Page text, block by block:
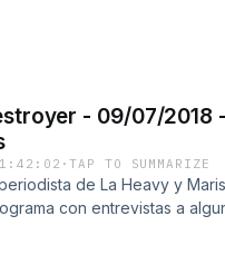
- 09/07/2018
·TAP TO SUMMARIZE
de La Heavy y
con entrevistas a
dentro y fuera de nuestras
la entrevista a Carlos Sanz y